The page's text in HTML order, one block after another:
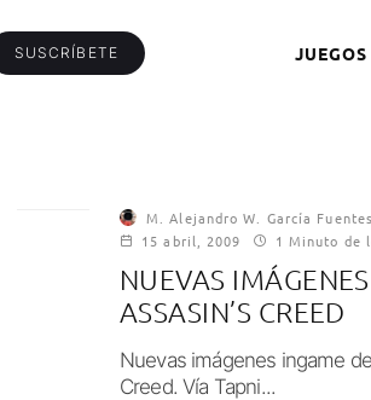
SUSCRÍBETE JUEGOS
M. Alejandro W. García
15 abril, 2009
1 Minuto de
NUEVAS
ASSASIN’S CREED
Nuevas imágenes ingame de
Creed. Vía Tapni...